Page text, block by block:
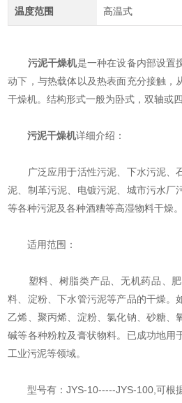
温度范围 高温式
污泥干燥机是一种在设备内部设置
动下，与热载体以及热表面充分接触，
干燥机。结构形式一般为卧式，双轴或四
污泥干燥机详细介绍：
广泛应用于活性污泥、下水污泥、
泥、制革污泥、电镀污泥、城市污水厂
等各种污泥及各种酒糟等高湿物料干燥。
适用范围：
塑料、树脂类产品、无机药品、肥
料、淀粉、下水管污泥等产品的干燥。
乙烯、聚丙烯、淀粉、氯化钠、砂糖、
碱等各种粉粒及膏状物料。已成功地用
工业污泥等领域。
型号有：JYS-10-----JYS-100,可根据